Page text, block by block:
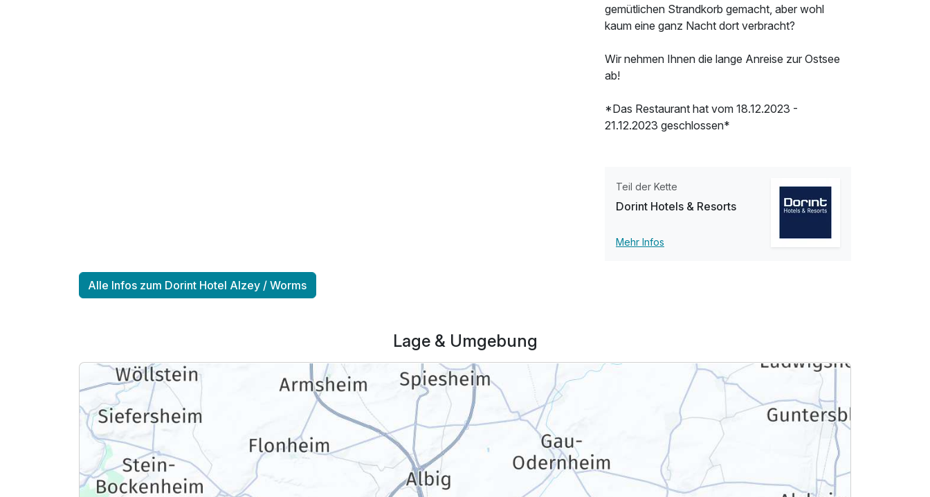
gemütlichen Strandkorb gemacht, aber wohl
kaum eine ganz Nacht dort verbracht?
Wir nehmen Ihnen die lange Anreise zur Ostsee
ab!
*Das Restaurant hat vom 18.12.2023 -
21.12.2023 geschlossen*
Teil der Kette
Dorint Hotels & Resorts
Mehr Infos
Alle Infos zum Dorint Hotel Alzey / Worms
Lage & Umgebung